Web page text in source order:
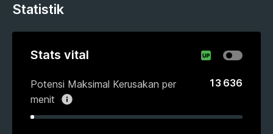
Statistik
Stats vital
Potensi Maksimal Kerusakan per
menit
13 636